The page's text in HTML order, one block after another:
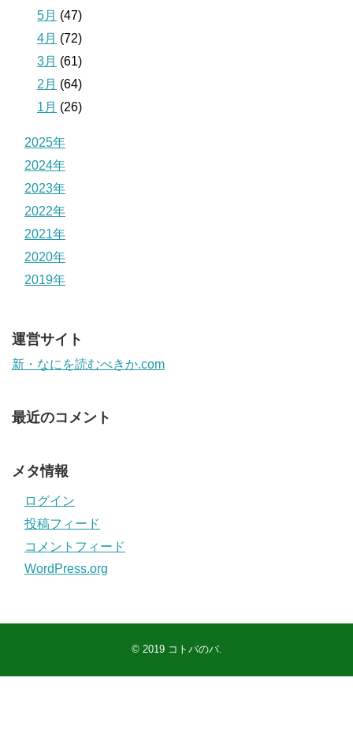
5月 (47)
4月 (72)
3月 (61)
2月 (64)
1月 (26)
2025年
2024年
2023年
2022年
2021年
2020年
2019年
運営サイト
新・なにを読むべきか.com
最近のコメント
メタ情報
ログイン
投稿フィード
コメントフィード
WordPress.org
© 2019 コトバのバ.